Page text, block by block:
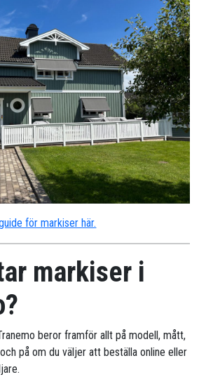
för markiser här.
markiser i
beror framför allt på modell, mått,
på om du väljer att beställa online eller